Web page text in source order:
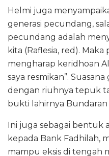
Helmi juga
generasi pecundang,
pecundang adalah
kita (Raflesia, red).
mengharap keridhoan
saya resmikan”.
dengan riuhnya tepuk
bukti lahirnya Bundaran
Ini juga sebagai bentuk
kepada Bank Fadhilah,
mampu eksis di tengah